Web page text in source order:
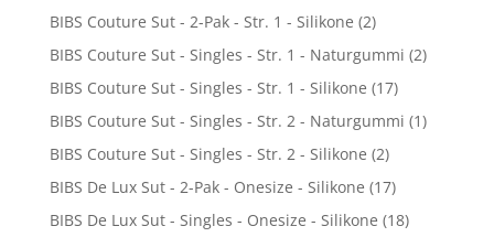
BIBS Couture Sut - 2-Pak - Str. 1 - Silikone (2)
BIBS Couture Sut - Singles - Str. 1 - Naturgummi (2)
BIBS Couture Sut - Singles - Str. 1 - Silikone (17)
BIBS Couture Sut - Singles - Str. 2 - Naturgummi (1)
BIBS Couture Sut - Singles - Str. 2 - Silikone (2)
BIBS De Lux Sut - 2-Pak - Onesize - Silikone (17)
BIBS De Lux Sut - Singles - Onesize - Silikone (18)